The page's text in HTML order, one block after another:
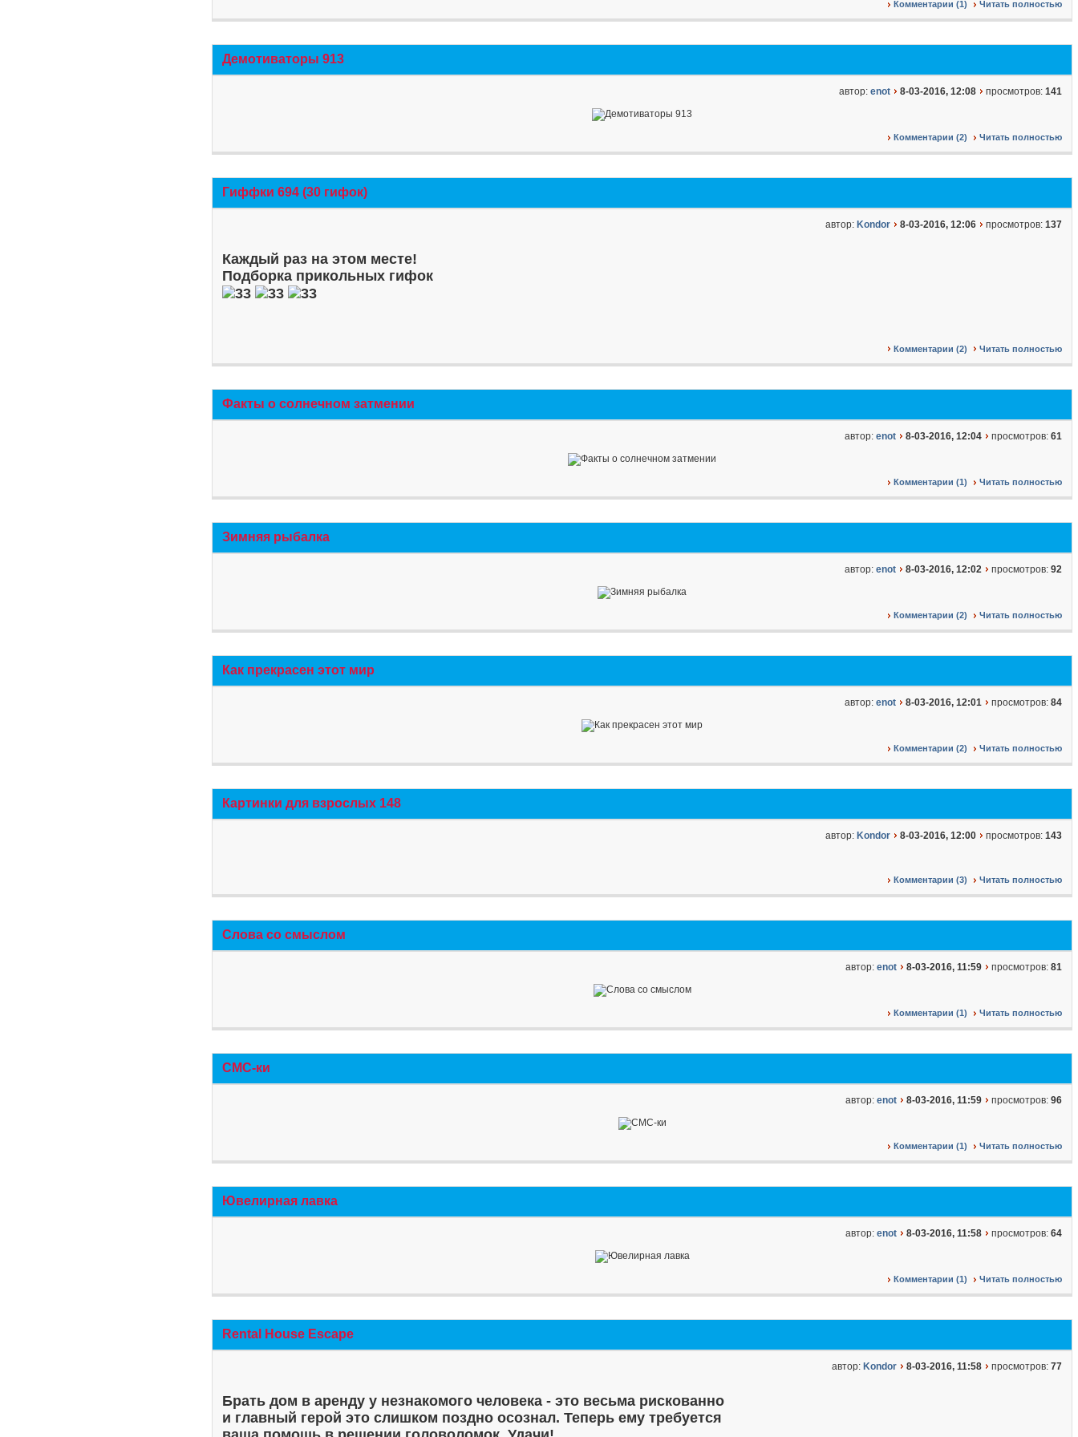
Комментарии (1) Читать полностью
Демотиваторы 913
автор: enot 8-03-2016, 12:08 просмотров: 141
Комментарии (2) Читать полностью
Гиффки 694 (30 гифок)
автор: Kondor 8-03-2016, 12:06 просмотров: 137
Каждый раз на этом месте!
Подборка прикольных гифок
Комментарии (2) Читать полностью
Факты о солнечном затмении
автор: enot 8-03-2016, 12:04 просмотров: 61
Комментарии (1) Читать полностью
Зимняя рыбалка
автор: enot 8-03-2016, 12:02 просмотров: 92
Комментарии (2) Читать полностью
Как прекрасен этот мир
автор: enot 8-03-2016, 12:01 просмотров: 84
Комментарии (2) Читать полностью
Картинки для взрослых 148
автор: Kondor 8-03-2016, 12:00 просмотров: 143
Комментарии (3) Читать полностью
Слова со смыслом
автор: enot 8-03-2016, 11:59 просмотров: 81
Комментарии (1) Читать полностью
СМС-ки
автор: enot 8-03-2016, 11:59 просмотров: 96
Комментарии (1) Читать полностью
Ювелирная лавка
автор: enot 8-03-2016, 11:58 просмотров: 64
Комментарии (1) Читать полностью
Rental House Escape
автор: Kondor 8-03-2016, 11:58 просмотров: 77
Брать дом в аренду у незнакомого человека - это весьма рискованно
и главный герой это слишком поздно осознал. Теперь ему требуется